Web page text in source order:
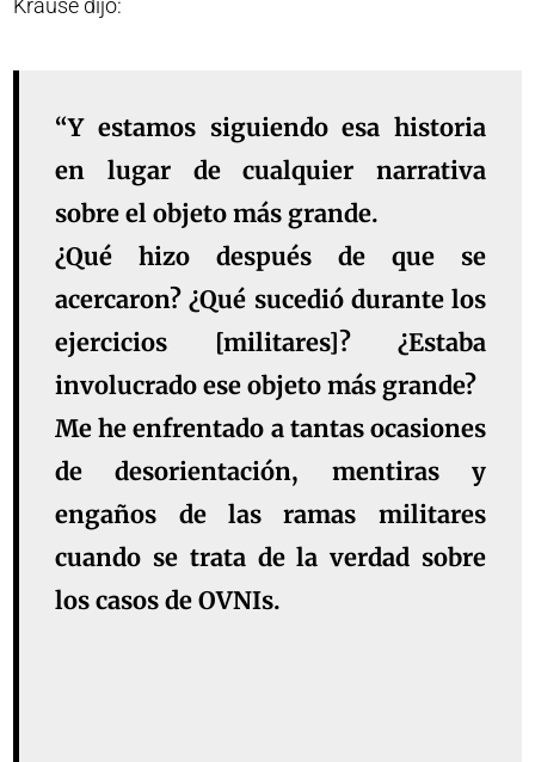
Krause dijo:
“Y estamos siguiendo esa historia
en lugar de cualquier narrativa
sobre el objeto más grande.
¿Qué hizo después de que se
acercaron? ¿Qué sucedió durante los
ejercicios [militares]? ¿Estaba
involucrado ese objeto más grande?
Me he enfrentado a tantas ocasiones
de desorientación, mentiras y
engaños de las ramas militares
cuando se trata de la verdad sobre
los casos de OVNIs.